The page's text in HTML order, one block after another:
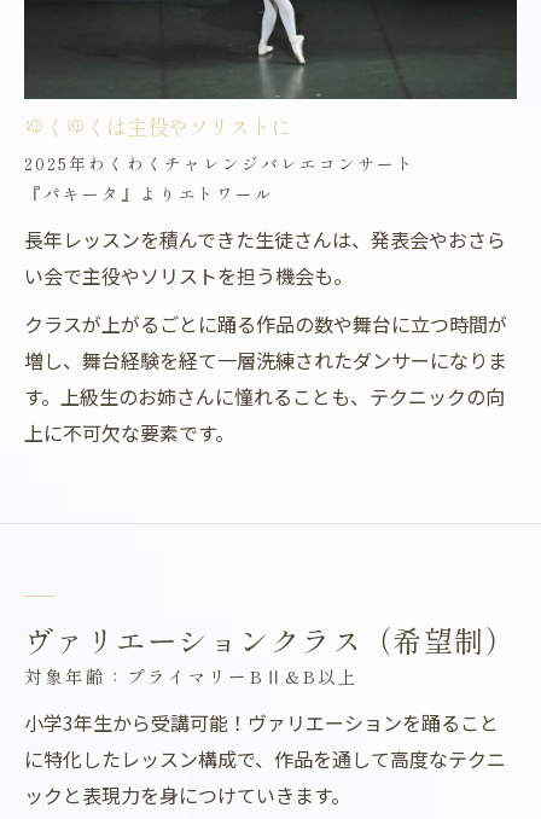
ゆくゆくは主役やソリストに
2025年わくわくチャレンジバレエコンサート
『パキータ』よりエトワール
長年レッスンを積んできた生徒さんは、発表会やおさら
い会で主役やソリストを担う機会も。
クラスが上がるごとに踊る作品の数や舞台に立つ時間が
増し、舞台経験を経て一層洗練されたダンサーになりま
す。上級生のお姉さんに憧れることも、テクニックの向
上に不可欠な要素です。
ヴァリエーションクラス（希望制）
対象年齢：プライマリーBⅡ&B以上
小学3年生から受講可能！ヴァリエーションを踊ること
に特化したレッスン構成で、作品を通して高度なテクニ
ックと表現力を身につけていきます。